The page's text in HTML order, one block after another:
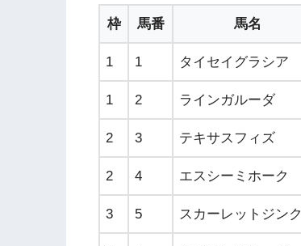
枠 馬番 馬名
1 1 タイセイグラシア
1 2 ラインガルーダ
2 3 テキサスフィズ
2 4 エスシーミホーク
3 5 スカーレットジンク